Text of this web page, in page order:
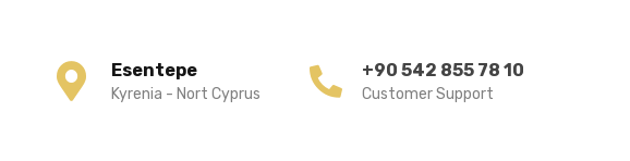
Esentepe
Kyrenia - Nort Cyprus
+90 542 855 78 10
Customer Support